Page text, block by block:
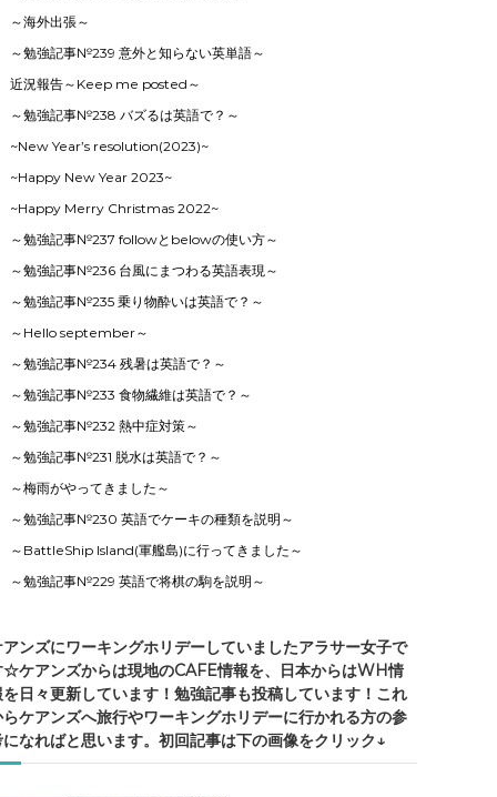
～海外出張～
～勉強記事№239 意外と知らない英単語～
近況報告～Keep me posted～
～勉強記事№238 バズるは英語で？～
~New Year’s resolution(2023)~
~Happy New Year 2023~
~Happy Merry Christmas 2022~
～勉強記事№237 followとbelowの使い方～
～勉強記事№236 台風にまつわる英語表現～
～勉強記事№235 乗り物酔いは英語で？～
～Hello september～
～勉強記事№234 残暑は英語で？～
～勉強記事№233 食物繊維は英語で？～
～勉強記事№232 熱中症対策～
～勉強記事№231 脱水は英語で？～
～梅雨がやってきました～
～勉強記事№230 英語でケーキの種類を説明～
～BattleShip Island(軍艦島)に行ってきました～
～勉強記事№229 英語で将棋の駒を説明～
アンズにワーキングホリデーしていましたアラサー女子で
☆ケアンズからは現地のCAFE情報を、日本からはWH情
を日々更新しています！勉強記事も投稿しています！これ
らケアンズへ旅行やワーキングホリデーに行かれる方の参
になればと思います。初回記事は下の画像をクリック↓